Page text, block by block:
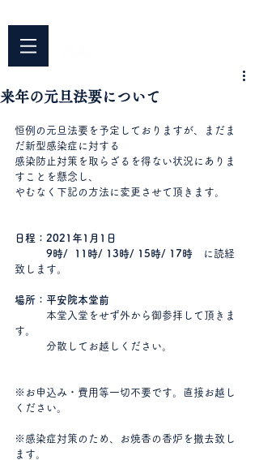
来年の元旦法要について
恒例の元旦法要を予定しておりますが、まだま
だ新型感染症に対する
感染防止対策を取らざるを得ない状況にありま
すことを懸念し、
やむなく下記の方法に変更させて頂きます。
日程：2021年1月1日
9時/  11時/ 13時/ 15時/ 17時
に読経
致します。
場所：平安院本堂前
本堂入堂をせず外から御参拝して頂きま
す。
分散してお越しください。
※お申込み・費用等一切不要です。直接お越し
ください。
※感染症対策のため、お焼香の香炉を撤去致し
ます。